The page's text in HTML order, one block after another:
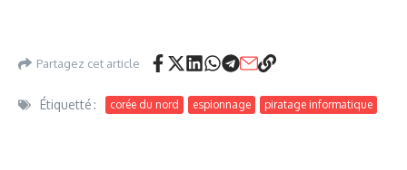
Partagez cet article
Étiquetté : corée du nord espionnage piratage informatique